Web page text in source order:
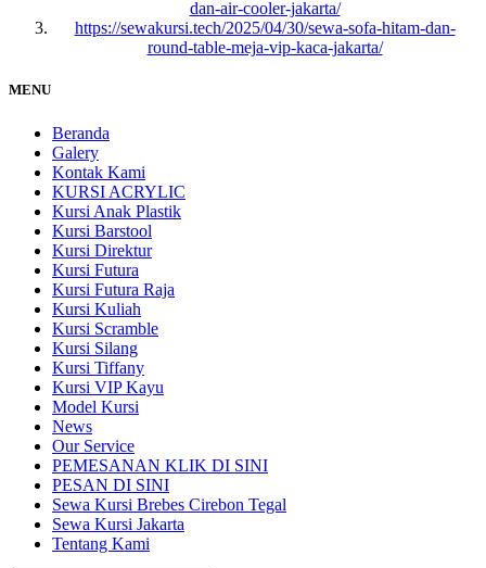
dan-air-cooler-jakarta/
https://sewakursi.tech/2025/04/30/sewa-sofa-hitam-dan-
round-table-meja-vip-kaca-jakarta/
MENU
Beranda
Galery
Kontak Kami
KURSI ACRYLIC
Kursi Anak Plastik
Kursi Barstool
Kursi Direktur
Kursi Futura
Kursi Futura Raja
Kursi Kuliah
Kursi Scramble
Kursi Silang
Kursi Tiffany
Kursi VIP Kayu
Model Kursi
News
Our Service
PEMESANAN KLIK DI SINI
PESAN DI SINI
Sewa Kursi Brebes Cirebon Tegal
Sewa Kursi Jakarta
Tentang Kami